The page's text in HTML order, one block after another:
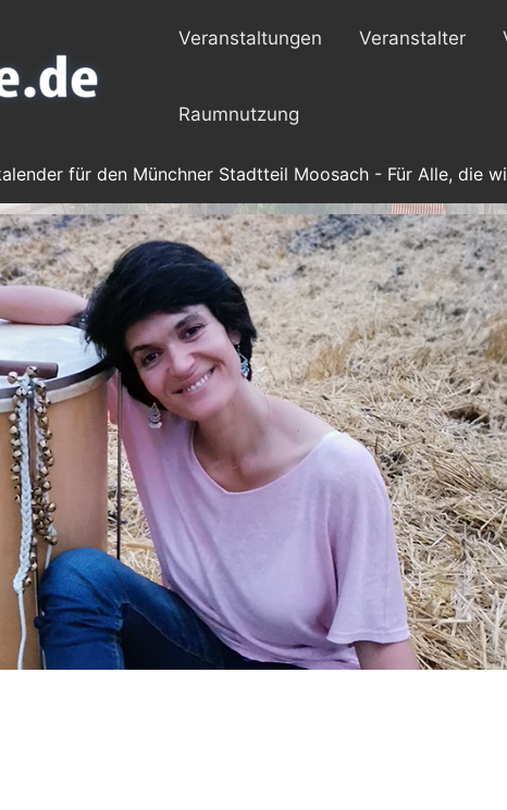
Veranstaltungen Veranstalter
Raumnutzung
für den Münchner Stadtteil Moosach - Für Alle, die